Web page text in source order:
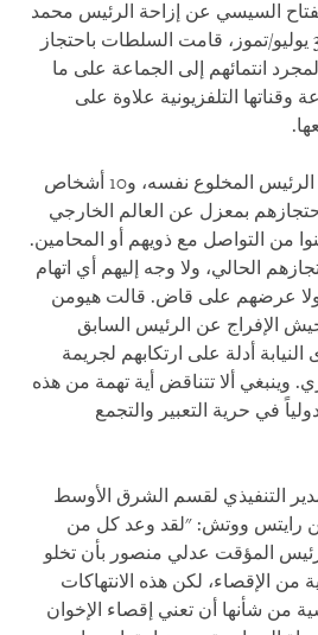
السيسي عن إزاحة الرئيس محمد
مرسي عن السلطة في 3 يوليو/تموز، قامت السلطات باحتجاز
انتمائهم إلى الجماعة على ما
وقناتها التلفزيونية علاوة على
قام الجيش أيضاً باعتقال الرئيس المخلوع نفسه، و10 أشخاص
بمعزل عن العالم الخارجي
من التواصل مع ذويهم أو المحامين.
الحالي، ولا وجه إليهم أي اتهام
عرضهم على قاض. قالت هيومن
الإفراج عن الرئيس السابق
أدلة على ارتكابهم لجريمة
وينبغي ألا تتناقض أية تهمة من هذه
في حرية التعبير والتجمع
التنفيذي لقسم الشرق الأوسط
رايتس ووتش: "لقد وعد كل من
المؤقت عدلي منصور بأن تخلو
من الإقصاء، لكن هذه الانتهاكات
من شأنها أن تعني إقصاء الإخوان